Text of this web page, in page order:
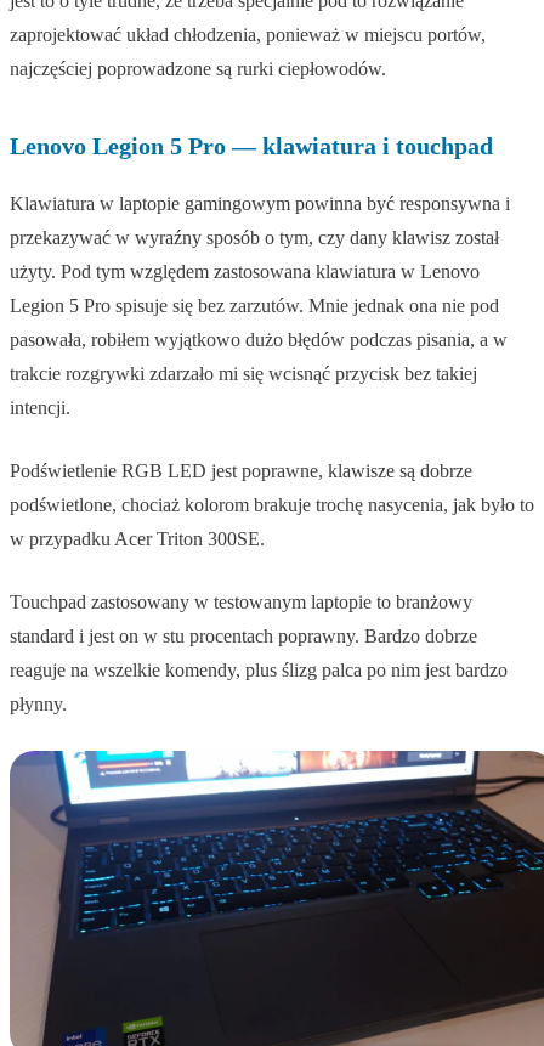
zaprojektować układ chłodzenia, ponieważ w miejscu portów,
najczęściej poprowadzone są rurki ciepłowodów.
Lenovo Legion 5 Pro — klawiatura i touchpad
Klawiatura w laptopie gamingowym powinna być responsywna i
przekazywać w wyraźny sposób o tym, czy dany klawisz został
użyty. Pod tym względem zastosowana klawiatura w Lenovo
Legion 5 Pro spisuje się bez zarzutów. Mnie jednak ona nie pod
pasowała, robiłem wyjątkowo dużo błędów podczas pisania, a w
trakcie rozgrywki zdarzało mi się wcisnąć przycisk bez takiej
intencji.
Podświetlenie RGB LED jest poprawne, klawisze są dobrze
podświetlone, chociaż kolorom brakuje trochę nasycenia, jak było to
w przypadku Acer Triton 300SE.
Touchpad zastosowany w testowanym laptopie to branżowy
standard i jest on w stu procentach poprawny. Bardzo dobrze
reaguje na wszelkie komendy, plus ślizg palca po nim jest bardzo
płynny.